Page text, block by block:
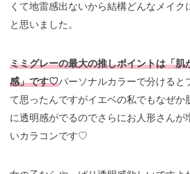
くて地雷感出ないから結構どんなメイク
と思いました。
ミミグレーの最大の推しポイントは「肌
感」です♡パーソナルカラーで分けると
て思ったんですがイエベの私でもなぜか
に透明感がでるのでさらにお人形さんが
いカラコンです♡